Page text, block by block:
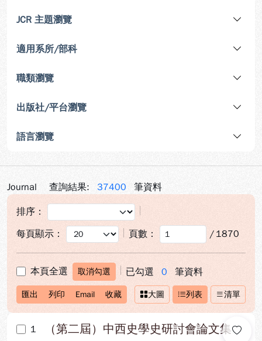
JCR 主題瀏覽
適用系所/部科
職類瀏覽
出版社/平台瀏覽
語言瀏覽
Journal 查詢結果: 37400 筆資料
排序：
每頁顯示：
頁數： / 1870
本頁全選 取消勾選 已勾選 0 筆資料
匯出 列印 Email 收藏 大圖 列表 清單
1 （第二屆）中西史學史研討會論文集